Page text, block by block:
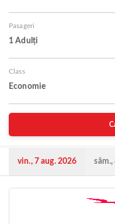
Pasageri
1 Adulți
Class
Economie
vin., 7 aug. 2026 sâm.,